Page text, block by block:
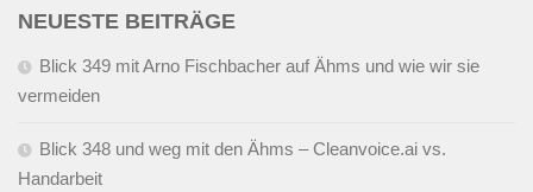
NEUESTE BEITRÄGE
Blick 349 mit Arno Fischbacher auf Ähms und wie wir sie
vermeiden
Blick 348 und weg mit den Ähms – Cleanvoice.ai vs.
Handarbeit